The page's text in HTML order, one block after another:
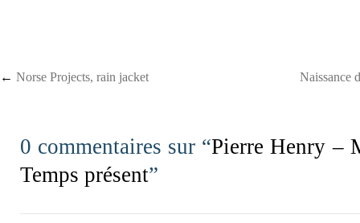
Post navigation
← Norse Projects, rain jacket Naissance
0 commentaires sur “Pierre Henry –
Temps présent”